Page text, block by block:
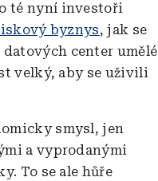
té nyní investoři
byznys, jak se
center umělé
velký, aby se uživili
smysl, jen
a vyprodanými
To se ale hůře